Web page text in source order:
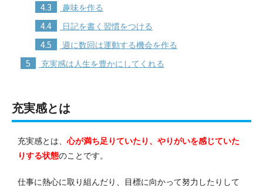
4.3 趣味を作る
4.4 日記を書く習慣をつける
4.5 週に数回は運動する機会を作る
5 充実感は人生を豊かにしてくれる
充実感とは
充実感とは、 心が満ち足りていたり、やりがいを感じていた
りする状態のことです。
仕事に熱心に取り組んだり、目標に向かって努力したりして